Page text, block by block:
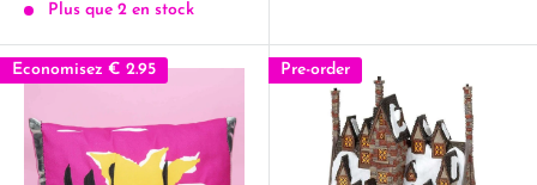
Plus que 2 en stock
Economisez € 2.95 Pre-order